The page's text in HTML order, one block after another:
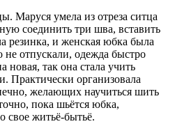
Маруся умела из отреза ситца
соединить три шва, вставить
резинка, и женская юбка была
не отпускали, одежда быстро
так она стала учить
Практически организовала
желающих научиться шить
пока шьётся юбка,
свое житьё-бытьё.